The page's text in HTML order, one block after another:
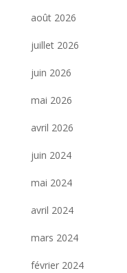
août 2026
juillet 2026
juin 2026
mai 2026
avril 2026
juin 2024
mai 2024
avril 2024
mars 2024
février 2024